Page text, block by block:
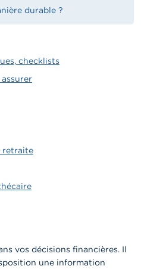
durable ?
checklists
retraite
vos décisions financières. Il
une information